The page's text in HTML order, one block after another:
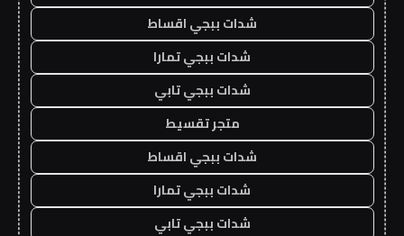
شدات ببجي اقساط
شدات ببجي تمارا
شدات ببجي تابي
متجر تقسيط
شدات ببجي اقساط
شدات ببجي تمارا
شدات ببجي تابي